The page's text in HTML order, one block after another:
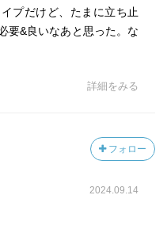
プだけど、たまに立ち止
要&良いなあと思った。な
詳細をみる
フォロー
2024.09.14